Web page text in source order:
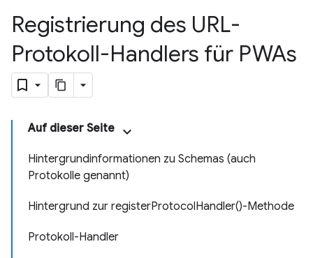
Registrierung des URL-
Protokoll-Handlers für PWAs
Auf dieser Seite
Hintergrundinformationen zu Schemas (auch
Protokolle genannt)
Hintergrund zur registerProtocolHandler()-Methode
Protokoll-Handler